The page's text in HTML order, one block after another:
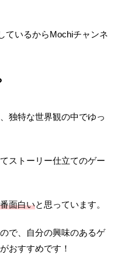
ているからMochiチャンネ
独特な世界観の中でゆっ
ストーリー仕立てのゲー
面白いと思っています。
で、自分の興味のあるゲ
おすすめです！